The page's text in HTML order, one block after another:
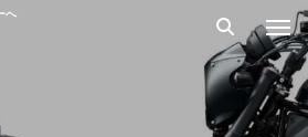
へ